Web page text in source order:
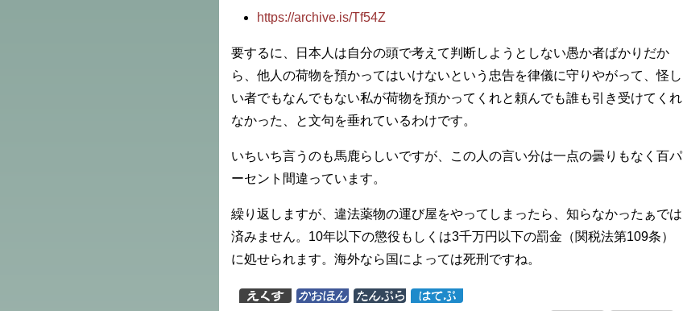
https://archive.is/Tf54Z
要するに、日本人は自分の頭で考えて判断しようとしない愚か者ばかりだか
ら、他人の荷物を預かってはいけないという忠告を律儀に守りやがって、怪し
い者でもなんでもない私が荷物を預かってくれと頼んでも誰も引き受けてくれ
なかった、と文句を垂れているわけです。
いちいち言うのも馬鹿らしいですが、この人の言い分は一点の曇りもなく百パ
ーセント間違っています。
繰り返しますが、違法薬物の運び屋をやってしまったら、知らなかったぁでは
済みません。10年以下の懲役もしくは3千万円以下の罰金（関税法第109条）
に処せられます。海外なら国によっては死刑ですね。